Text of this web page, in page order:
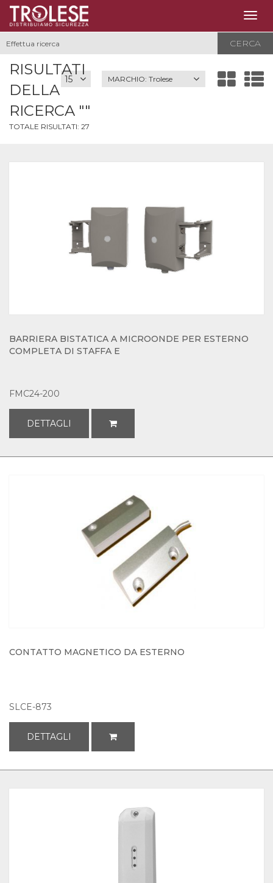
CERCA
MARCHIO: Trolese
RISULTATI
DELLA
RICERCA ""
TOTALE RISULTATI: 27
BARRIERA BISTATICA A MICROONDE PER ESTERNO
COMPLETA DI STAFFA E
FMC24-200
DETTAGLI
CONTATTO MAGNETICO DA ESTERNO
SLCE-873
DETTAGLI